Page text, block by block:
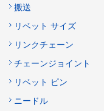
搬送
リベット サイズ
リンクチェーン
チェーンジョイント
リベット ピン
ニードル